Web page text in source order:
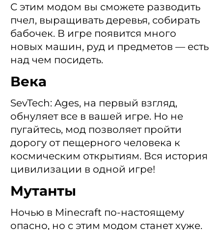
С этим модом вы сможете разводить
пчел, выращивать деревья, собирать
бабочек. В игре появится много
новых машин, руд и предметов — есть
над чем посидеть.
Века
SevTech: Ages, на первый взгляд,
обнуляет все в вашей игре. Но не
пугайтесь, мод позволяет пройти
дорогу от пещерного человека к
космическим открытиям. Вся история
цивилизации в одной игре!
Мутанты
Ночью в Minecraft по-настоящему
опасно, но с этим модом станет хуже.